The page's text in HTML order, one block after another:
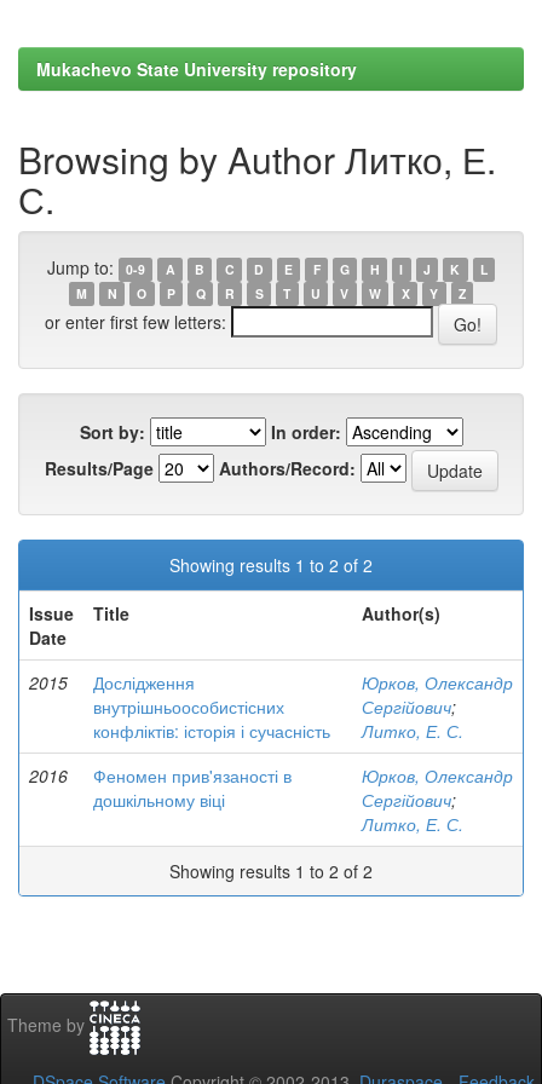
Mukachevo State University repository
Browsing by Author Литко, Е.
С.
Jump to: 0-9 A B C D E F G H I J K
L
M
N O P Q R S T U V W X Y Z
or enter first few letters:
Sort by:
In order:
Results/Page
Authors/Record:
Showing results 1 to 2 of 2
Issue
Date
Title Author(s)
2015
Дослідження
внутрішньоособистісних
конфліктів: історія і сучасність
Юрков, Олександр
Сергійович;
Литко, Е. С.
2016
Феномен прив'язаності в
дошкільному віці
Юрков, Олександр
Сергійович;
Литко, Е. С.
Showing results 1 to 2 of 2
Theme by